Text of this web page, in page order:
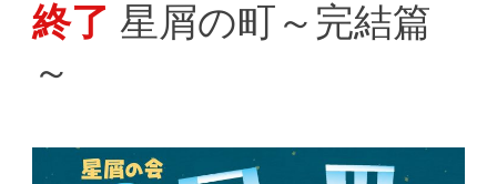
終了星屑の町～完結篇
～